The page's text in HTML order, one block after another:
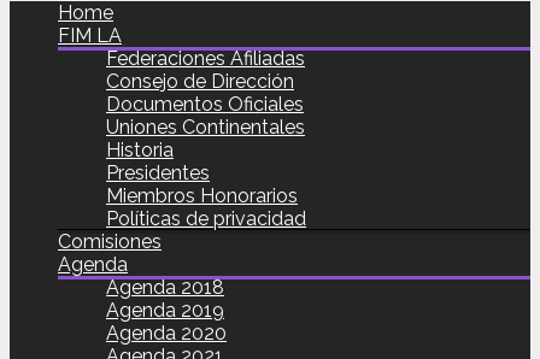
Home
FIM LA
Federaciones Afiliadas
Consejo de Dirección
Documentos Oficiales
Uniones Continentales
Historia
Presidentes
Miembros Honorarios
Políticas de privacidad
Comisiones
Agenda
Agenda 2018
Agenda 2019
Agenda 2020